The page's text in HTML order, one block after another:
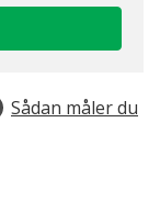
Sådan måler du